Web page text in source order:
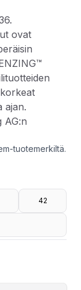
ovat
ajan.
AG:n
tuotemerkiltä.
puusta
valvotuista
täyttävät
ajan.
42